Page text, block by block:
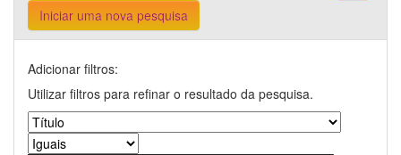
Iniciar uma nova pesquisa
Adicionar filtros:
Utilizar filtros para refinar o resultado da pesquisa.